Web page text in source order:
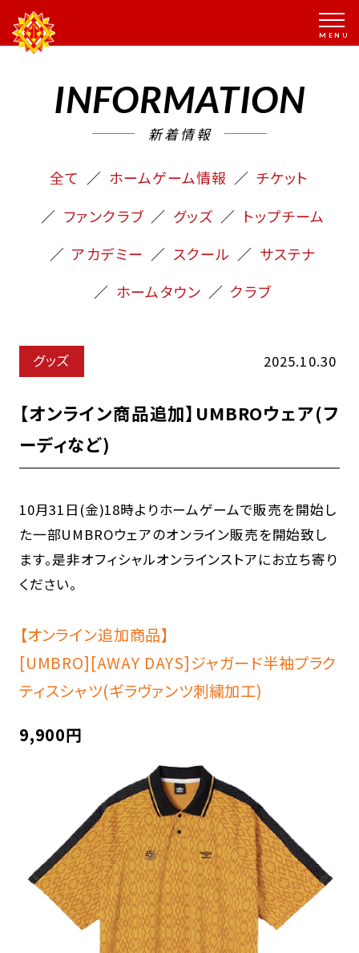
INFORMATION
新着情報
全て ホームゲーム情報
チケット
ファンクラブ
グッズ
トップチーム
アカデミー
スクール
サステナ
ホームタウン
クラブ
グッズ 2025.10.30
【オンライン商品追加】UMBROウェア(フ
ーディなど)
10月31日(金)18時よりホームゲームで販売を開始し
た一部UMBROウェアのオンライン販売を開始致し
ます。是非オフィシャルオンラインストアにお立ち寄り
ください。
【オンライン追加商品】
[UMBRO][AWAY DAYS]ジャガード半袖プラク
ティスシャツ(ギラヴァンツ刺繍加工)
9,900円